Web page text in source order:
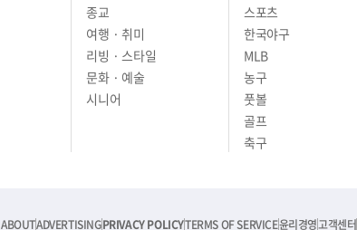
종교
여행 · 취미
리빙 · 스타일
문화 · 예술
시니어
스포츠
한국야구
MLB
농구
풋볼
골프
축구
ABOUTADVERTISINGPRIVACY POLICYTERMS OF SERVICE윤리경영고객센터